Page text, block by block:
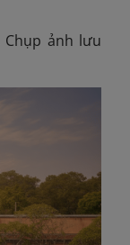
Chụp ảnh lưu